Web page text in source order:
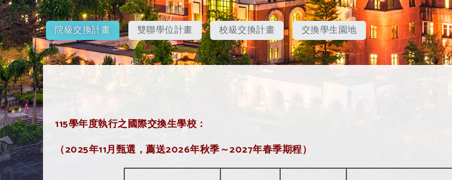
院級交換計畫 雙聯學位計畫 校級交換計畫 交換學生園地
115學年度執行之國際交換生學校：
（2025年11月甄選，薦送2026年秋季～2027年春季期程）